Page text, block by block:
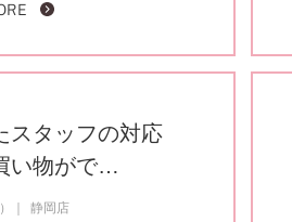
スタッフの対応
い物がで…
静岡店